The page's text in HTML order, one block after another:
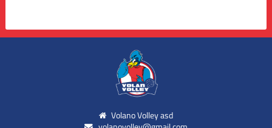
Volano Volley asd